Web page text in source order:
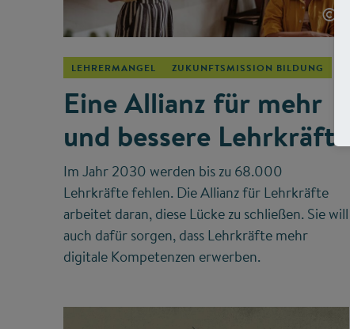
©
LEHRERMANGEL ZUKUNFTSMISSION BILDUNG
Eine Allianz für mehr
und bessere Lehrkräfte
Im Jahr 2030 werden bis zu 68.000
Lehrkräfte fehlen. Die Allianz für Lehrkräfte
arbeitet daran, diese Lücke zu schließen. Sie will
auch dafür sorgen, dass Lehrkräfte mehr
digitale Kompetenzen erwerben.